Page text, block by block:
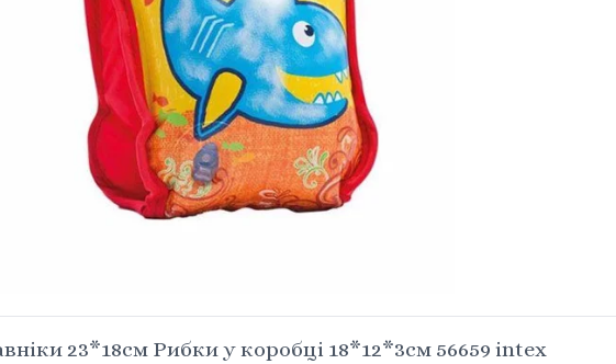
23*18см Рибки у коробці 18*12*3см 56659 intex